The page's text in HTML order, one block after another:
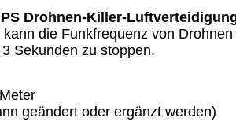
Drohnen-Killer-
die Funkfrequenz von
Sekunden zu stoppen.
geändert oder ergänzt werden)